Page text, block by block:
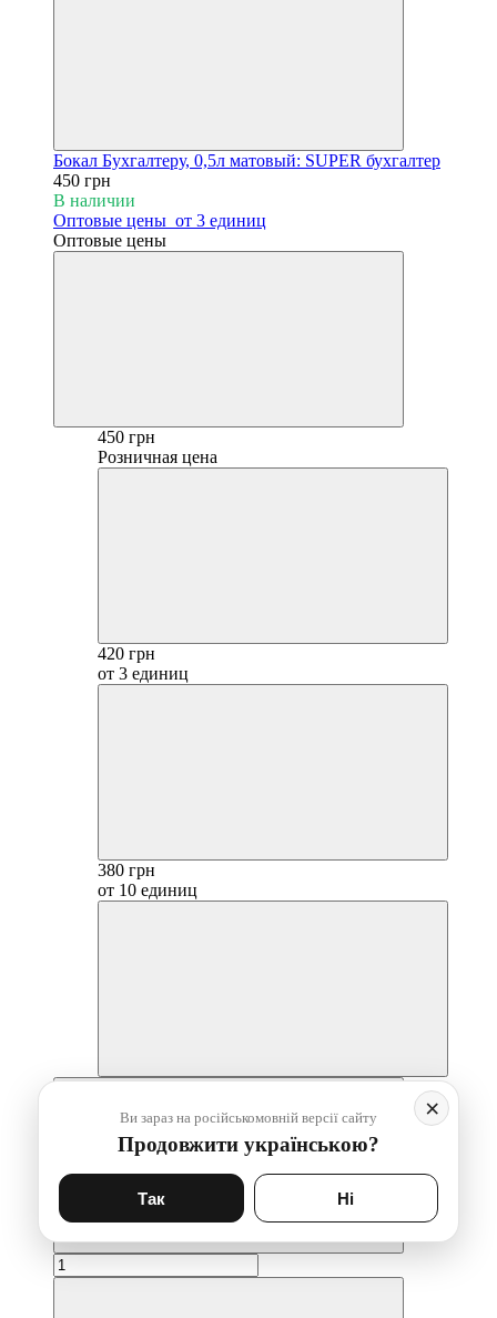
Бокал Бухгалтеру, 0,5л матовый: SUPER бухгалтер
450 грн
В наличии
Оптовые цены от 3 единиц
Оптовые цены
450 грн
Розничная цена
420 грн
от 3 единиц
380 грн
от 10 единиц
×
Ви зараз на російськомовній версії сайту
Продовжити українською?
Так Ні